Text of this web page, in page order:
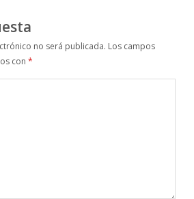
no será publicada. Los campos
con*